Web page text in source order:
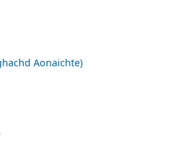
Aonaichte)